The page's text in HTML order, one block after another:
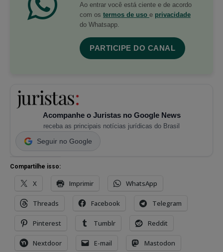
Ao entrar você está ciente e de acordo
com os termos de uso e privacidade
do Whatsapp.
PARTICIPE DO CANAL
Acompanhe o Juristas no Google News
receba as principais notícias jurídicas do Brasil
Seguir no Google
Compartilhe isso:
X Imprimir WhatsApp
Threads Facebook Telegram
Pinterest Tumblr Reddit
Nextdoor E-mail Mastodon